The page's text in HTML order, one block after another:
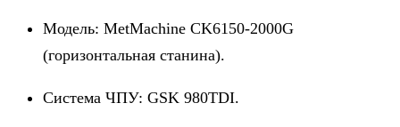
Модель: MetMachine CK6150-2000G
(горизонтальная станина).
Система ЧПУ: GSK 980TDI.